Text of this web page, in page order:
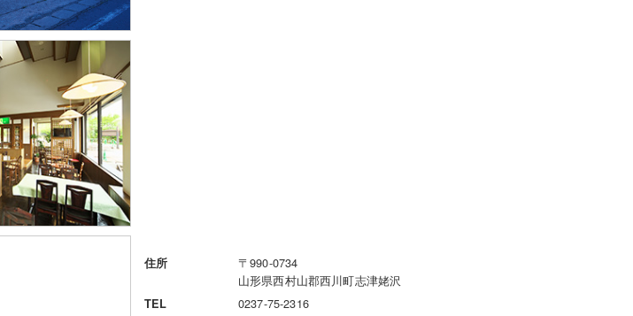
住所
〒990-0734
山形県西村山郡西川町志津姥沢
TEL 0237-75-2316